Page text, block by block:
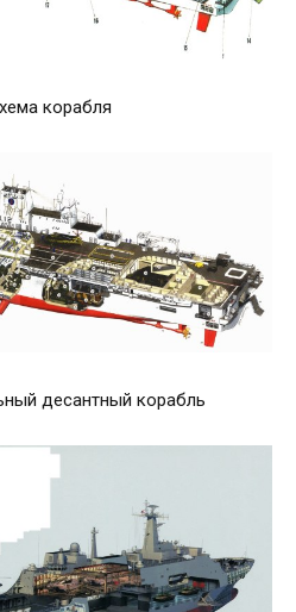
корабля
десантный корабль